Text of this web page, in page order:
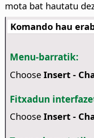
mota bat hautatu
Komando hau
Menu-barratik:
Choose Insert -
Fitxadun
Choose Insert -